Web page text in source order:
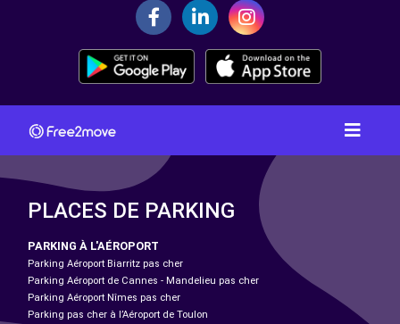
PLACES DE PARKING
PARKING À L'AÉROPORT
Parking Aéroport Biarritz pas cher
Parking Aéroport de Cannes - Mandelieu pas cher
Parking Aéroport Nîmes pas cher
Parking pas cher à l’Aéroport de Toulon